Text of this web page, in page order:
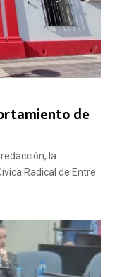
de
la
Radical de Entre